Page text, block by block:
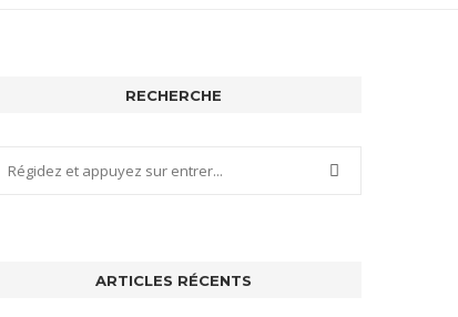
RECHERCHE
ARTICLES RÉCENTS